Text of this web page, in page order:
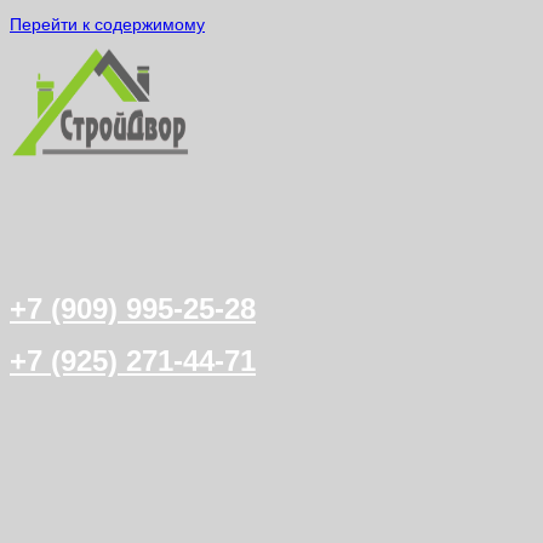
Перейти к содержимому
+7 (909) 995-25-28
+7 (925) 271-44-71